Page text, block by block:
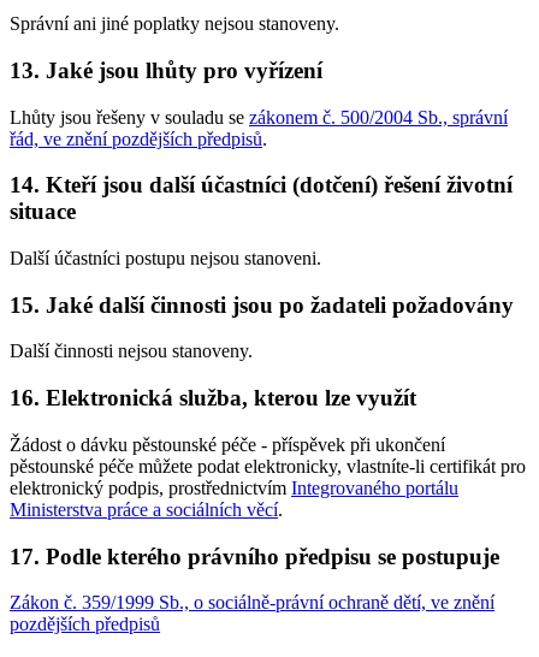
Správní ani jiné poplatky nejsou stanoveny.
13. Jaké jsou lhůty pro vyřízení
Lhůty jsou řešeny v souladu se zákonem č. 500/2004 Sb., správní
řád, ve znění pozdějších předpisů.
14. Kteří jsou další účastníci (dotčení) řešení životní
situace
Další účastníci postupu nejsou stanoveni.
15. Jaké další činnosti jsou po žadateli požadovány
Další činnosti nejsou stanoveny.
16. Elektronická služba, kterou lze využít
Žádost o dávku pěstounské péče - příspěvek při ukončení
pěstounské péče můžete podat elektronicky, vlastníte-li certifikát pro
elektronický podpis, prostřednictvím Integrovaného portálu
Ministerstva práce a sociálních věcí.
17. Podle kterého právního předpisu se postupuje
Zákon č. 359/1999 Sb., o sociálně-právní ochraně dětí, ve znění
pozdějších předpisů